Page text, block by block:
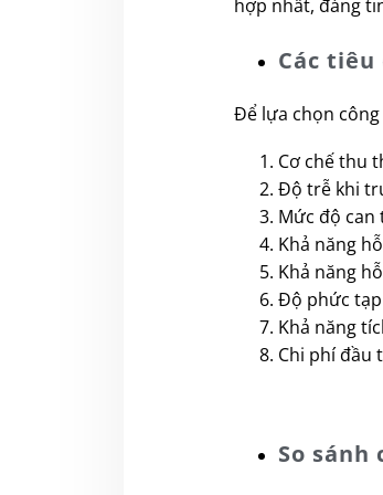
hợp nhất, đáng
Các tiêu
Để lựa chọn công
Cơ chế thu
Độ trễ khi
Mức độ can
Khả năng
Khả năng
Độ phức
Khả năng
Chi phí đầu
So sánh